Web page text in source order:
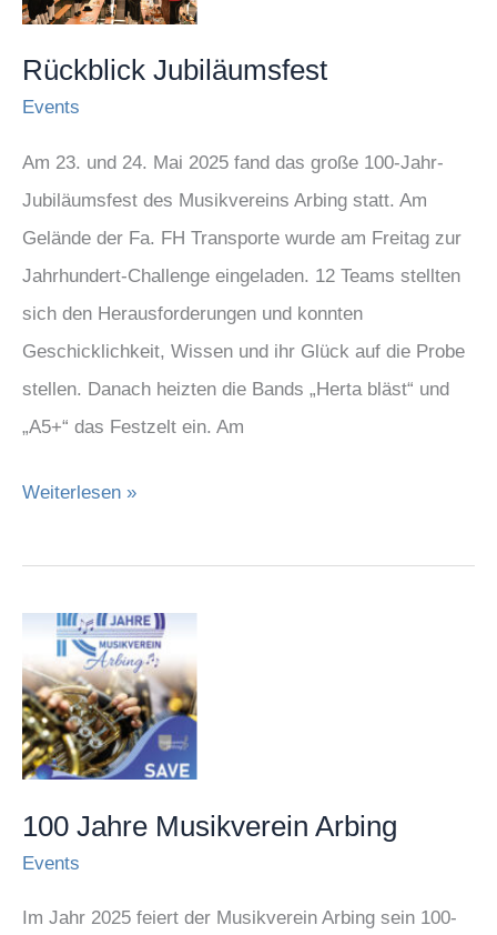
Rückblick Jubiläumsfest
Events
Am 23. und 24. Mai 2025 fand das große 100-Jahr-
Jubiläumsfest des Musikvereins Arbing statt. Am
Gelände der Fa. FH Transporte wurde am Freitag zur
Jahrhundert-Challenge eingeladen. 12 Teams stellten
sich den Herausforderungen und konnten
Geschicklichkeit, Wissen und ihr Glück auf die Probe
stellen. Danach heizten die Bands „Herta bläst“ und
„A5+“ das Festzelt ein. Am
Weiterlesen »
100 Jahre Musikverein Arbing
Events
Im Jahr 2025 feiert der Musikverein Arbing sein 100-
Jahre
Musikverein
Arbing